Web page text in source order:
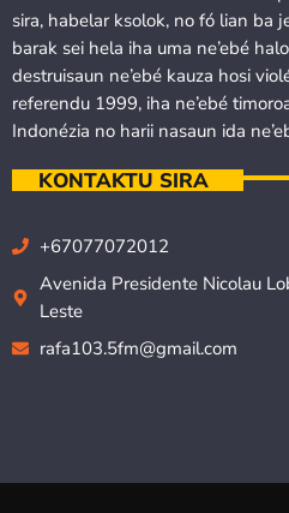
sira, habelar ksolok, no fó lian ba
barak sei hela iha uma ne’ebé
destruisaun ne’ebé kauza hosi
referendu 1999, iha ne’ebé
Indonézia no harii nasaun ida
KONTAKTU SIRA
+67077072012
Avenida Presidente Nicolau
Leste
rafa103.5fm@gmail.com